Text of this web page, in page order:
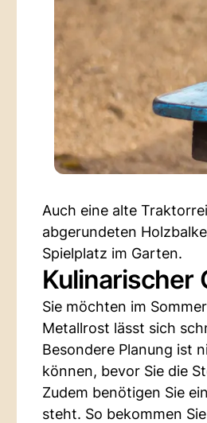
Auch eine alte
abgerundeten
Spielplatz im Garten.
Kulinarischer
Sie möchten im
Metallrost lässt sich
Besondere Planung ist
können, bevor Sie die
Zudem benötigen Sie
steht. So bekommen